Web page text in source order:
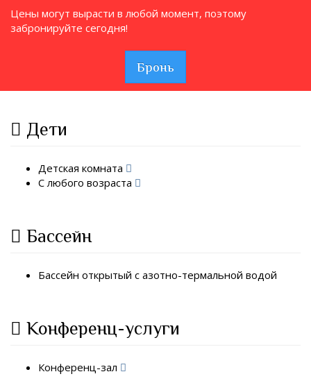
Цены могут вырасти в любой момент, поэтому
забронируйте сегодня!
Бронь
Дети
Детская комната
С любого возраста
Бассейн
Бассейн открытый с азотно-термальной водой
Конференц-услуги
Конференц-зал